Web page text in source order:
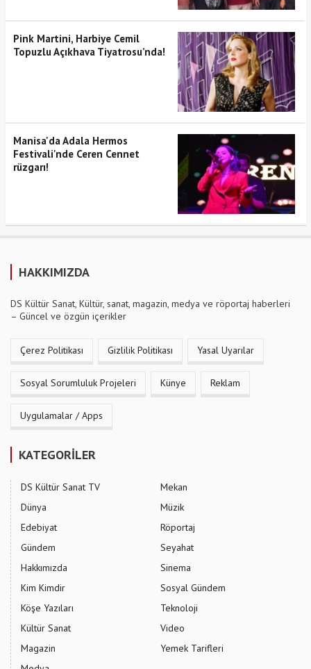
Pink Martini, Harbiye Cemil
Topuzlu Açıkhava Tiyatrosu’nda!
Manisa'da Adala Hermos
Festivali'nde Ceren Cennet
rüzgarı!
HAKKIMIZDA
DS Kültür Sanat, Kültür, sanat, magazin, medya ve röportaj haberleri
– Güncel ve özgün içerikler
Çerez Politikası Gizlilik Politikası Yasal Uyarılar
Sosyal Sorumluluk Projeleri Künye Reklam
Uygulamalar / Apps
KATEGORİLER
DS Kültür Sanat TV
Dünya
Edebiyat
Gündem
Hakkımızda
Kim Kimdir
Köşe Yazıları
Kültür Sanat
Magazin
Mekan
Müzik
Röportaj
Seyahat
Sinema
Sosyal Gündem
Teknoloji
Video
Yemek Tarifleri